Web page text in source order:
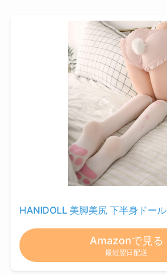
HANIDOLL 美脚美尻 下半身ドール
Amazonで見る
最短翌日配送